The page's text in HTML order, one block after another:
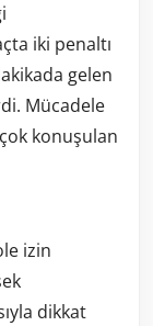
iki penaltı
gelen
Mücadele
konuşulan
izin
dikkat